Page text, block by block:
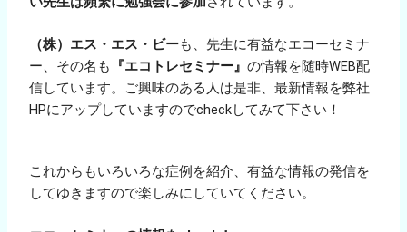
（株）エス・エス・ビーも、先生に有益なエコーセミナ
ー、その名も
『エコトレセミナー』の情報を随時WEB配
信しています。ご興味のある人は是非、最新情報を弊社
HPにアップしていますのでcheckしてみて下さい！
これからもいろいろな症例を紹介、有益な情報の発信を
してゆきますので楽しみにしていてください。